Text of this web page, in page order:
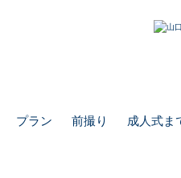
プラン 前撮り 成人式ま